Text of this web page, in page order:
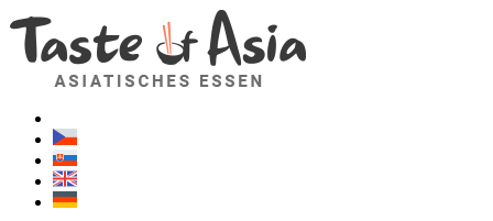
Geschmackvonasien.de
Zögern Sie nicht zu fragen. Ich bin für Sie da!